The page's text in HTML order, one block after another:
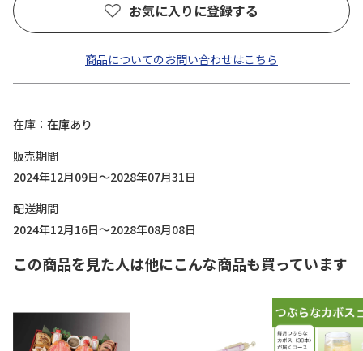
お気に入りに登録する
商品についてのお問い合わせはこちら
在庫
在庫あり
販売期間
2024年12月09日～2028年07月31日
配送期間
2024年12月16日～2028年08月08日
この商品を見た人は他にこんな商品も買っています